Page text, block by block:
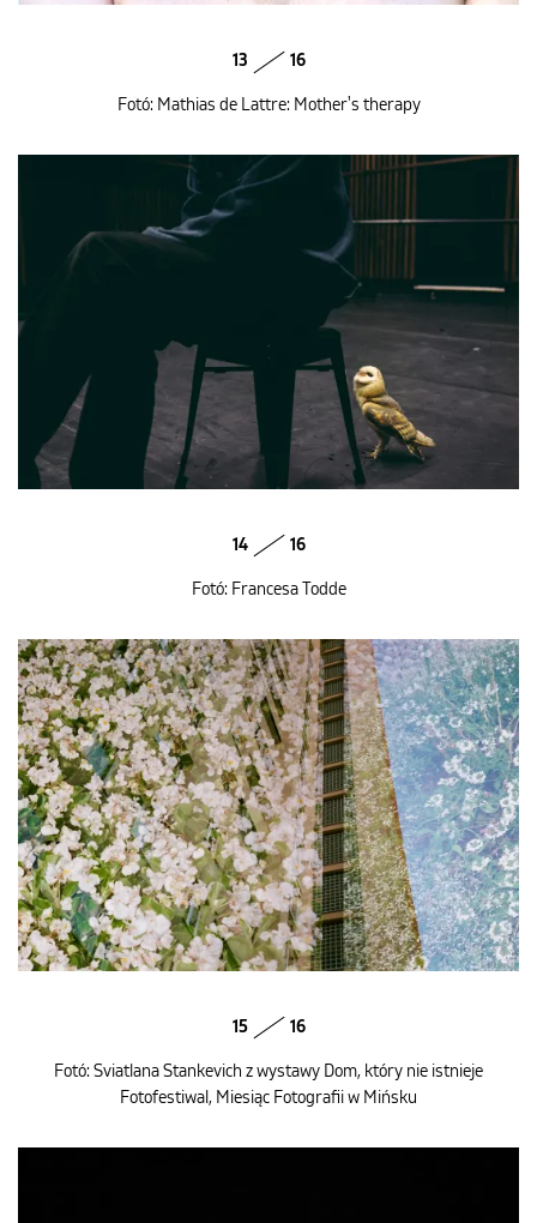
13 16
Fotó: Mathias de Lattre: Mother's therapy
14 16
Fotó: Francesa Todde
15 16
Fotó: Sviatlana Stankevich z wystawy Dom, który nie istnieje
Fotofestiwal, Miesiąc Fotografii w Mińsku